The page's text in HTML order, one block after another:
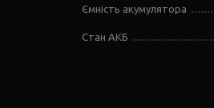
Ємність акумулятора
Стан АКБ